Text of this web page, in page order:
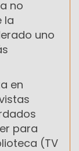
no
la
uno
en
para
(TV